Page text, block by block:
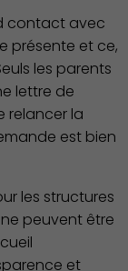
contact avec
présente et ce,
les parents
lettre de
relancer la
est bien
les structures
peuvent être
et